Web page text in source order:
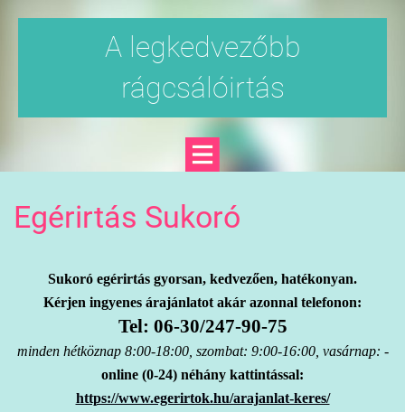
A legkedvezőbb
rágcsálóirtás
Egérirtás Sukoró
Sukoró egérirtás gyorsan, kedvezően, hatékonyan.
Kérjen ingyenes árajánlatot akár azonnal telefonon:
Tel: 06-30/247-90-75
minden hétköznap 8:00-18:00, szombat: 9:00-16:00, vasárnap: -
online (0-24) néhány kattintással:
https://www.egerirtok.hu/arajanlat-keres/